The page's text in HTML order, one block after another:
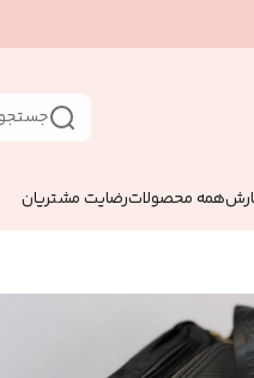
همه محصولاترضایت مشتریان